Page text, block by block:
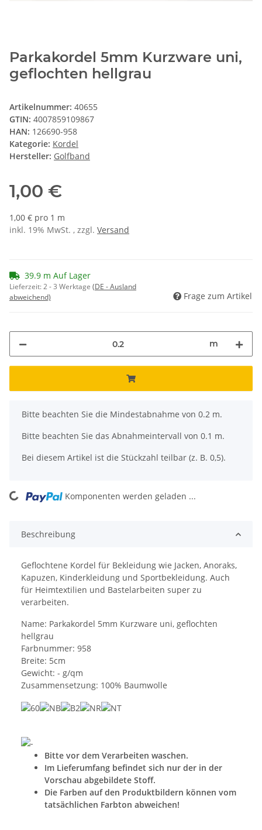
Parkakordel 5mm Kurzware uni,
geflochten hellgrau
Artikelnummer: 40655
GTIN: 4007859109867
HAN: 126690-958
Kategorie: Kordel
Hersteller: Golfband
1,00 €
1,00 € pro 1 m
inkl. 19% MwSt. , zzgl. Versand
39.9 m Auf Lager
Lieferzeit:2 - 3 Werktage (DE - Ausland
abweichend)
Frage zum Artikel
m
x
Bitte beachten Sie die Mindestabnahme von 0.2 m.
Bitte beachten Sie das Abnahmeintervall von 0.1 m.
Bei diesem Artikel ist die Stückzahl teilbar (z. B. 0,5).
Komponenten werden geladen ...
Beschreibung
Geflochtene Kordel für Bekleidung wie Jacken, Anoraks,
Kapuzen, Kinderkleidung und Sportbekleidung. Auch
für Heimtextilien und Bastelarbeiten super zu
verarbeiten.
Name: Parkakordel 5mm Kurzware uni, geflochten
hellgrau
Farbnummer: 958
Breite: 5cm
Gewicht: - g/qm
Zusammensetzung: 100% Baumwolle
Bitte vor dem Verarbeiten waschen.
Im Lieferumfang befindet sich nur der in der
Vorschau abgebildete Stoff.
Die Farben auf den Produktbildern können vom
tatsächlichen Farbton abweichen!